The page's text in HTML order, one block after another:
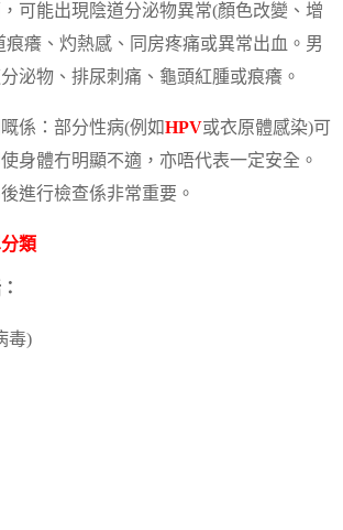
可能出現陰道分泌物異常(顏色改變、增
痕癢、灼熱感、同房疼痛或異常出血。男
泌物、排尿刺痛、龜頭紅腫或痕癢。
係：部分性病(例如HPV或衣原體感染)可
身體冇明顯不適，亦唔代表一定安全。
進行檢查係非常重要。
類
毒)